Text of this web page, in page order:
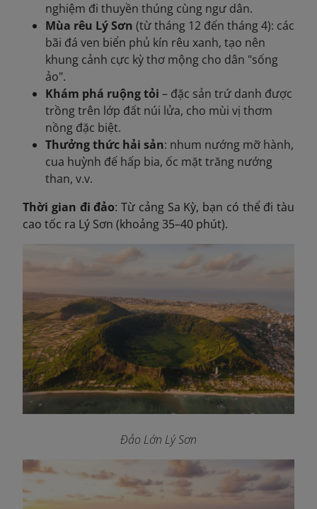
nghiệm đi thuyền thúng cùng ngư dân.
Mùa rêu Lý Sơn (từ tháng 12 đến tháng 4): các
bãi đá ven biển phủ kín rêu xanh, tạo nên
khung cảnh cực kỳ thơ mộng cho dân "sống
ảo".
Khám phá ruộng tỏi – đặc sản trứ danh được
trồng trên lớp đất núi lửa, cho mùi vị thơm
nồng đặc biệt.
Thưởng thức hải sản: nhum nướng mỡ hành,
cua huỳnh đế hấp bia, ốc mặt trăng nướng
than, v.v.
Thời gian đi đảo: Từ cảng Sa Kỳ, bạn có thể đi tàu
cao tốc ra Lý Sơn (khoảng 35–40 phút).
Đảo Lớn Lý Sơn